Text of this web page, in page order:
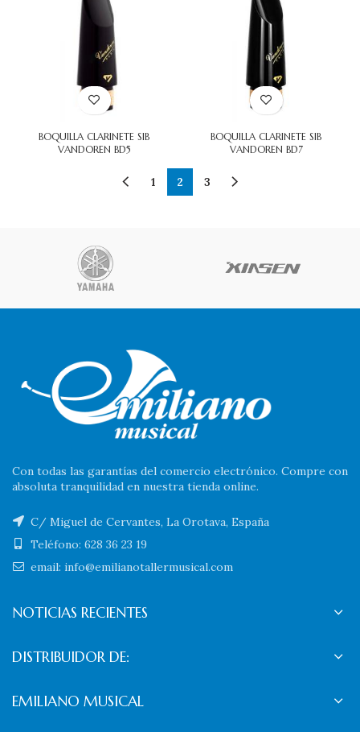
BOQUILLA CLARINETE SIB
VANDOREN BD5
BOQUILLA CLARINETE SIB
VANDOREN BD7
1 2 3
Con todas las garantías del comercio electrónico. Compre con
absoluta tranquilidad en nuestra tienda online.
C/ Miguel de Cervantes, La Orotava, España
Teléfono: 628 36 23 19
email: info@emilianotallermusical.com
NOTICIAS RECIENTES
DISTRIBUIDOR DE:
EMILIANO MUSICAL